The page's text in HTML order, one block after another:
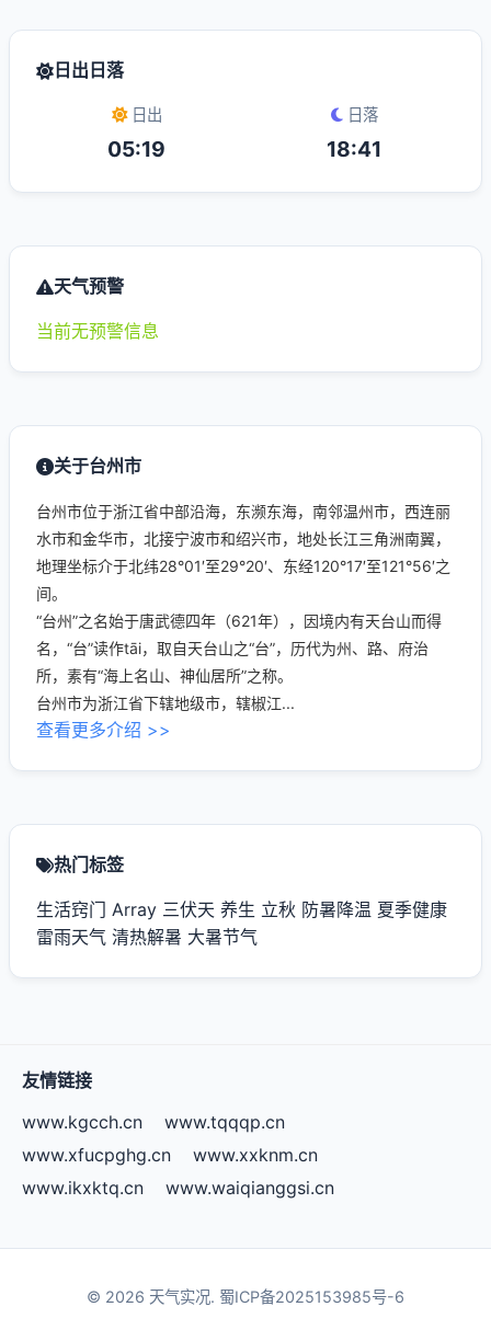
日出日落
日出
05:19
日落
18:41
天气预警
当前无预警信息
关于台州市
台州市位于浙江省中部沿海，东濒东海，南邻温州市，西连丽
水市和金华市，北接宁波市和绍兴市，地处长江三角洲南翼，
地理坐标介于北纬28°01′至29°20′、东经120°17′至121°56′之
间。
“台州”之名始于唐武德四年（621年），因境内有天台山而得
名，“台”读作tāi，取自天台山之“台”，历代为州、路、府治
所，素有“海上名山、神仙居所”之称。
台州市为浙江省下辖地级市，辖椒江...
查看更多介绍 >>
热门标签
生活窍门 Array 三伏天 养生 立秋 防暑降温 夏季健康
雷雨天气 清热解暑 大暑节气
友情链接
www.kgcch.cn
www.tqqqp.cn
www.xfucpghg.cn
www.xxknm.cn
www.ikxktq.cn
www.waiqianggsi.cn
© 2026 天气实况. 蜀ICP备2025153985号-6